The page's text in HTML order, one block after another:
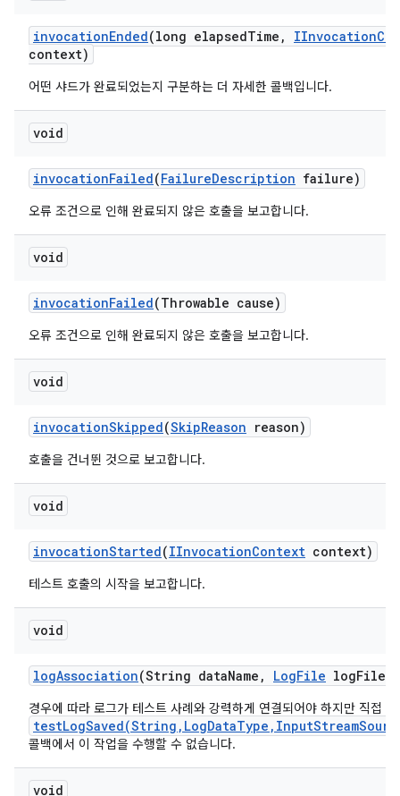
invocationEnded(long elapsedTime , IInvocation
context)
어떤 샤드가 완료되었는지 구분하는 더 자세한 콜백입니다.
void
invocationFailed(FailureDescription failure)
오류 조건으로 인해 완료되지 않은 호출을 보고합니다.
void
invocationFailed(Throwable cause)
오류 조건으로 인해 완료되지 않은 호출을 보고합니다.
void
invocationSkipped(SkipReason reason)
호출을 건너뛴 것으로 보고합니다.
void
invocationStarted(IInvocationContext context)
테스트 호출의 시작을 보고합니다.
void
logAssociation(String dataName , LogFile logFile)
경우에 따라 로그가 테스트 사례와 강력하게 연결되어야 하지만 직접
콜백에서 이 작업을 수행할 수 없습니다.
void